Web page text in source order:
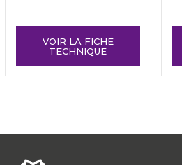
VOIR LA FICHE
TECHNIQUE